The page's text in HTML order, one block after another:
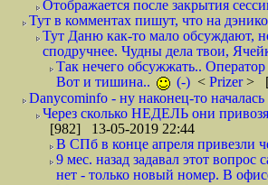
Отображается после закрытия
Тут в комментах пишут, что на
Тут Даню как-то мало обсуждают,
сподручнее. Чудны дела твои,
Так нечего обсужжать..
Вот и тишина..
(-) < Prizer>
Danycominfo - ну наконец-то
Через сколько НЕДЕЛЬ они
[982] 13-05-2019 22:44
В СПб в конце апреля привезли
9 мес. назад задавал этот
нет - только новый номер. В